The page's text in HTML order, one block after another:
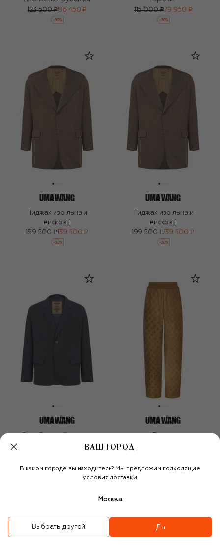
123 500 ₽86 450 ₽
-30%
115 000 ₽79 950 ₽
-30%
Пиджак изо льна и
вискозы
199 500 ₽ 139 500 ₽
-30%
Пиджак изо льна и
вискозы
199 500 ₽ 139 500 ₽
-30%
ВАШ ГОРОД
В каком городе вы находитесь? Мы предложим подходящие
условия доставки
Москва
Выбрать другой Да